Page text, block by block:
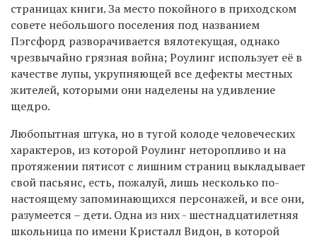
страницах книги. За место покойного в приходском
совете небольшого поселения под названием
Пэгсфорд разворачивается вялотекущая, однако
чрезвычайно грязная война; Роулинг использует её в
качестве лупы, укрупняющей все дефекты местных
жителей, которыми они наделены на удивление
щедро.
Любопытная штука, но в тугой колоде человеческих
характеров, из которой Роулинг неторопливо и на
протяжении пятисот с лишним страниц выкладывает
свой пасьянс, есть, пожалуй, лишь несколько по-
настоящему запоминающихся персонажей, и все они,
разумеется – дети. Одна из них - шестнадцатилетняя
школьница по имени Кристалл Видон, в которой